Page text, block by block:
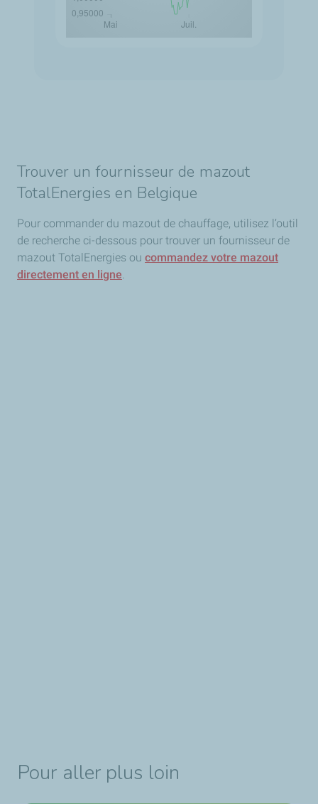
Trouver un fournisseur de mazout
TotalEnergies en Belgique
Pour commander du mazout de chauffage, utilisez l’outil
de recherche ci-dessous pour trouver un fournisseur de
mazout TotalEnergies ou commandez votre mazout
directement en ligne.
Pour aller plus loin